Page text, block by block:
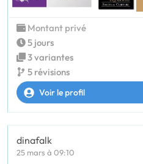
Montant privé
5 jours
3 variantes
5 révisions
Voir le profil
dinafalk
25 mars à 09:10